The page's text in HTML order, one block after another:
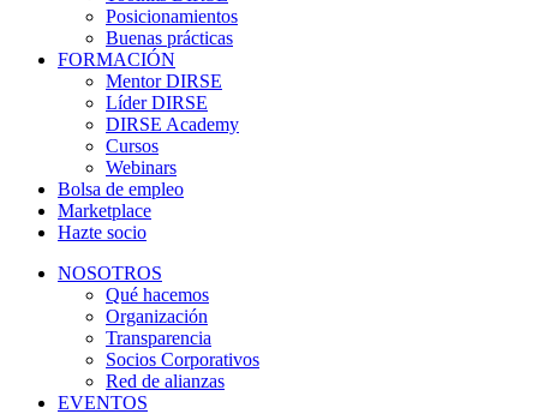
Posicionamientos
Buenas prácticas
FORMACIÓN
Mentor DIRSE
Líder DIRSE
DIRSE Academy
Cursos
Webinars
Bolsa de empleo
Marketplace
Hazte socio
NOSOTROS
Qué hacemos
Organización
Transparencia
Socios Corporativos
Red de alianzas
EVENTOS